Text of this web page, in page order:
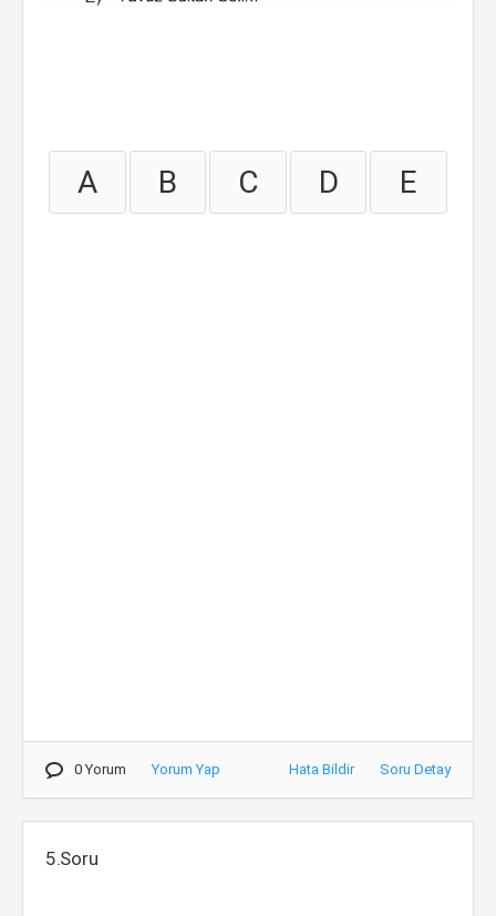
A B C D E
0 Yorum Yorum Yap Hata Bildir Soru Detay
5.Soru